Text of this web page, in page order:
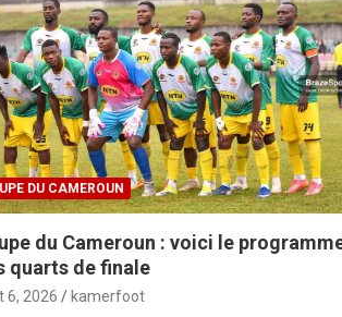
: voici le programme
de finale